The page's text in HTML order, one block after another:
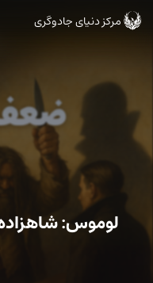
ورود
مرکز دنیای جادوگری